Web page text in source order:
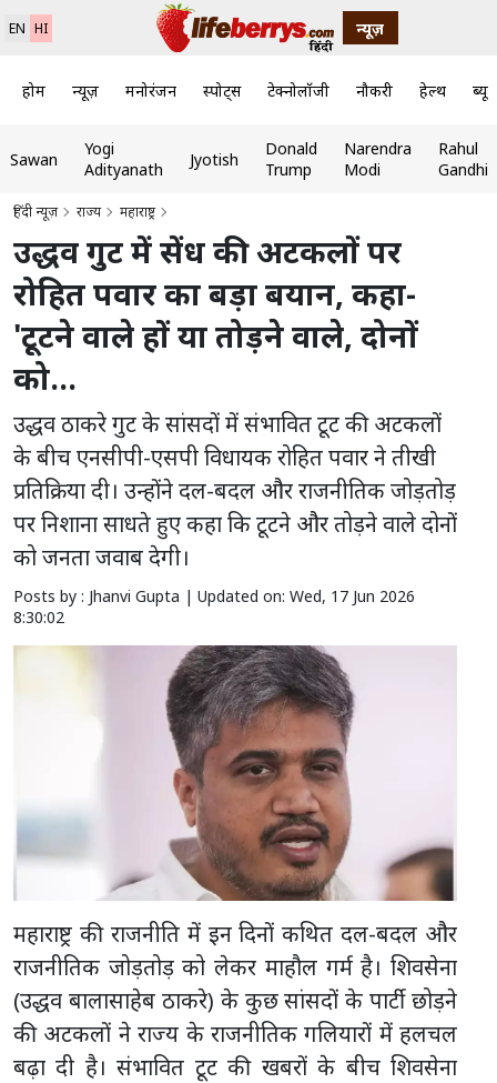
EN HI न्यूज़
होम न्यूज़ मनोरंजन स्पोर्ट्स टेक्नोलॉजी नौकरी हेल्थ
Sawan
Yogi
Adityanath
Jyotish
Donald
Trump
Narendra
Modi
Rahul
Gandhi
हिंदी न्यूज़ राज्य महाराष्ट्र
उद्धव गुट में सेंध की अटकलों पर
रोहित पवार का बड़ा बयान, कहा-
'टूटने वाले हों या तोड़ने वाले, दोनों
को...
उद्धव ठाकरे गुट के सांसदों में संभावित टूट की अटकलों
के बीच एनसीपी-एसपी विधायक रोहित पवार ने तीखी
प्रतिक्रिया दी। उन्होंने दल-बदल और राजनीतिक जोड़तोड़
पर निशाना साधते हुए कहा कि टूटने और तोड़ने वाले दोनों
को जनता जवाब देगी।
Posts by : Jhanvi Gupta | Updated on: Wed, 17 Jun 2026
8:30:02
महाराष्ट्र की राजनीति में इन दिनों कथित दल-बदल और
राजनीतिक जोड़तोड़ को लेकर माहौल गर्म है। शिवसेना
(उद्धव बालासाहेब ठाकरे) के कुछ सांसदों के पार्टी छोड़ने
की अटकलों ने राज्य के राजनीतिक गलियारों में हलचल
बढ़ा दी है। संभावित टूट की खबरों के बीच शिवसेना